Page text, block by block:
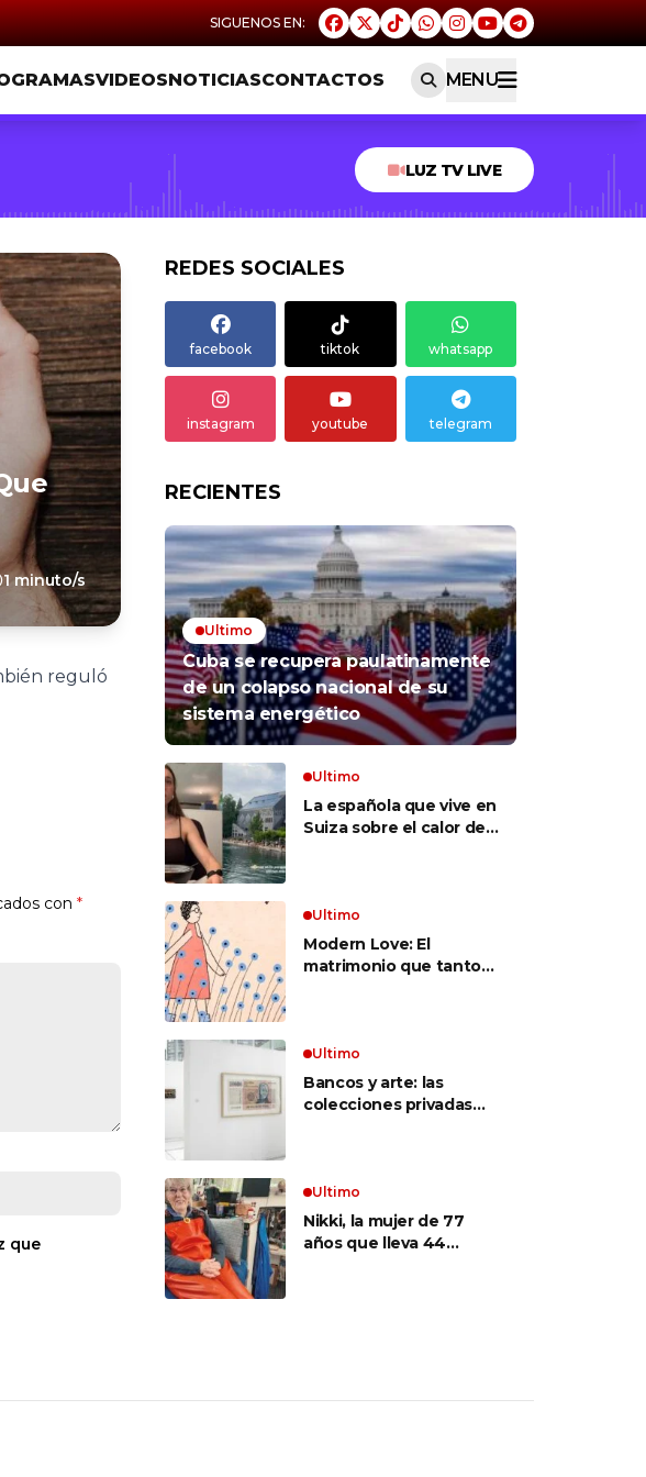
VIDEOSNOTICIASCONTACTOS MENU
LUZ TV LIVE
1 minuto/s
reguló
con *
que
REDES SOCIALES
facebook tiktok whatsapp
instagram youtube telegram
RECIENTES
Ultimo
Cuba se recupera paulatinamente
de un colapso nacional de su
sistema energético
Ultimo
La española que vive en
Suiza sobre el calor del
cualquier sitio y hay aire
acondicionado»
Ultimo
Modern Love: El
matrimonio que tanto
Ultimo
Bancos y arte: las
colecciones privadas
Ultimo
Nikki, la mujer de 77
años que lleva 44